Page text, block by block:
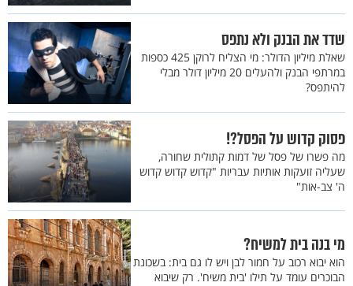
שדד את הבנק ולא נתפס
שאלת מיליון הדולר: מי הצליח לרוקן 425 כספות
במרתפי הבנק ולהעלים 20 מיליון דולר מבלי
להיתפס?
פסוק קדוש על הפסל?!
מה פשרו של פסל של דמות קתולית שחורה,
שעליה זועקות אותיות עבריות "קדוש קדוש קדוש
ה' צב-אות"
מי בנה בית למשיח?
הוא יבוא רכוב על חמור לבן ויש לו גם בית: בשכונת
הבוכרים עומד על תילו 'בית משיח'. רק שיבוא